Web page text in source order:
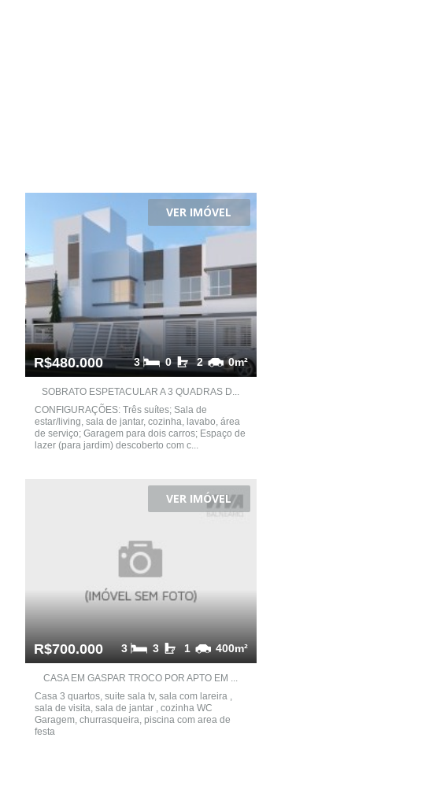
VER IMÓVEL
R$480.000 0m²
2
0
3
SOBRATO ESPETACULAR A 3 QUADRAS D...
CONFIGURAÇÕES: Três suítes; Sala de
estar/living, sala de jantar, cozinha, lavabo, área
de serviço; Garagem para dois carros; Espaço de
lazer (para jardim) descoberto com c...
VER IMÓVEL
R$700.000 400m²
1
3
3
CASA EM GASPAR TROCO POR APTO EM ...
Casa 3 quartos, suite sala tv, sala com lareira ,
sala de visita, sala de jantar , cozinha WC
Garagem, churrasqueira, piscina com area de
festa